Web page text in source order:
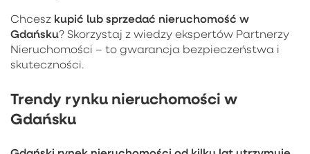
Chcesz kupić lub sprzedać nieruchomość w
Gdańsku? Skorzystaj z wiedzy ekspertów Partnerzy
Nieruchomości – to gwarancja bezpieczeństwa i
skuteczności.
Trendy rynku nieruchomości w
Gdańsku